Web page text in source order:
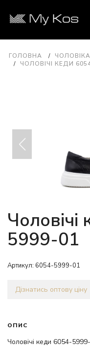
ГОЛОВНА
ЧОЛОВІЧІ КЕДИ
5999-01
Артикул: 6054-5999-01
Дізнатись оптову ціну
ОПИС
Чоловічі кеди 6054-